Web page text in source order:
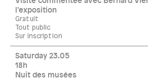
l’exposition
Gratuit
Tout public
Sur inscription
Saturday 23.05
18h
Nuit des musées